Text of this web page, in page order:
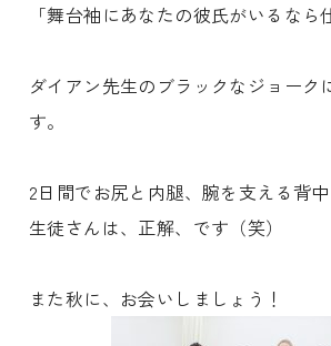
「舞台袖にあなたの彼氏がいるなら
ダイアン先生のブラックなジョーク
す。
2日間でお尻と内腿、腕を支える背
生徒さんは、正解、です（笑）
また秋に、お会いしましょう！